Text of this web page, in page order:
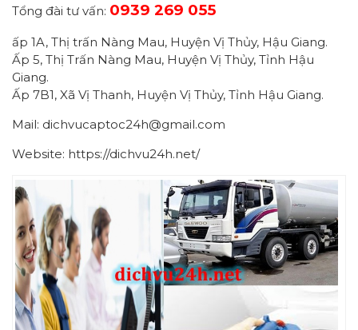
Tổng đài tư vấn: 0939 269 055
ấp 1A, Thị trấn Nàng Mau, Huyện Vị Thủy, Hậu Giang.
Ấp 5, Thị Trấn Nàng Mau, Huyện Vị Thủy, Tỉnh Hậu
Giang.
Ấp 7B1, Xã Vị Thanh, Huyện Vị Thủy, Tỉnh Hậu Giang.
Mail: dichvucaptoc24h@gmail.com
Website: https://dichvu24h.net/